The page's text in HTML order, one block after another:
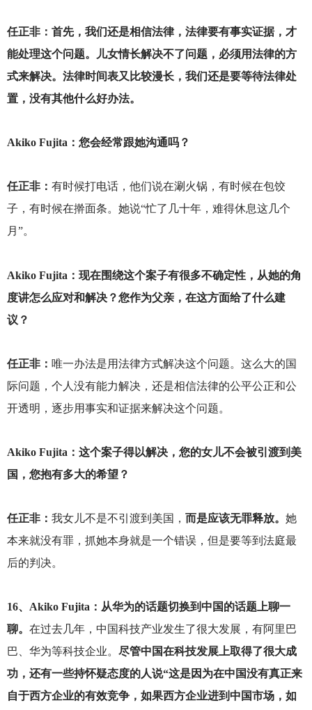
任正非：首先，我们还是相信法律，法律要有事实证据，才
能处理这个问题。儿女情长解决不了问题，必须用法律的方
式来解决。法律时间表又比较漫长，我们还是要等待法律处
置，没有其他什么好办法。
Akiko Fujita ：您会经常跟她沟通吗？
任正非： 有时候打电话，他们说在涮火锅，有时候在包饺
子，有时候在擀面条。她说“忙了几十年，难得休息这几个
月”。
Akiko Fujita ：现在围绕这个案子有很多不确定性，从她的角
度讲怎么应对和解决？您作为父亲，在这方面给了什么建
议？
任正非： 唯一办法是用法律方式解决这个问题。这么大的国
际问题，个人没有能力解决，还是相信法律的公平公正和公
开透明，逐步用事实和证据来解决这个问题。
Akiko Fujita ：这个案子得以解决，您的女儿不会被引渡到美
国，您抱有多大的希望？
任正非： 我女儿不是不引渡到美国， 而是应该无罪释放。 她
本来就没有罪，抓她本身就是一个错误，但是要等到法庭最
后的判决。
16、Akiko Fujita：从华为的话题切换到中国的话题上聊一
聊。 在过去几年，中国科技产业发生了很大发展，有阿里巴
巴、华为等科技企业。 尽管中国在科技发展上取得了很大成
功，还有一些持怀疑态度的人说“这是因为在中国没有真正来
自于西方企业的有效竞争，如果西方企业进到中国市场，如